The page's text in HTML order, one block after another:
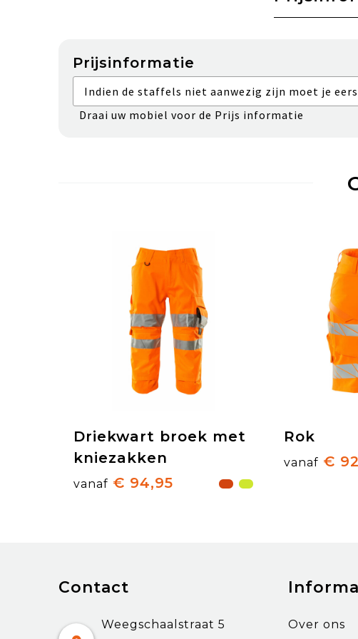
Prijsinformatie
Indien de staffels niet aanwezig zijn moet je
Draai uw mobiel voor de Prijs informatie
Driekwart broek met
kniezakken
vanaf € 94,95
Rok
vanaf €
Contact
Weegschaalstraat 5 Over ons